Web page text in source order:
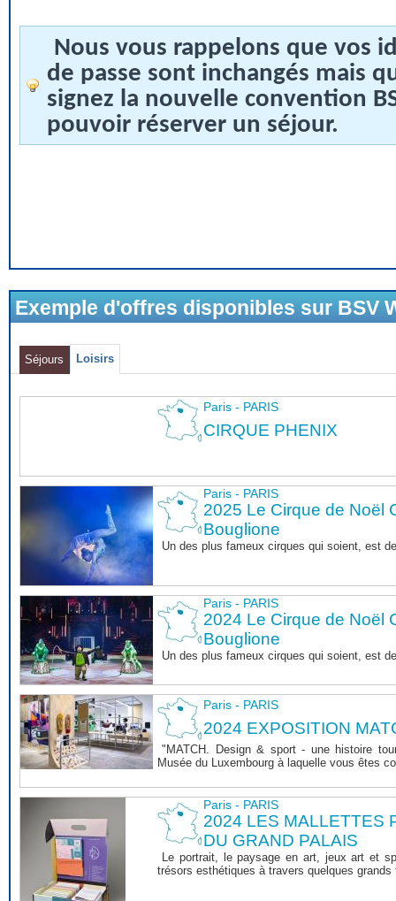
Nous vous rappelons que vos
de passe sont inchangés mais
signez la nouvelle convention
pouvoir réserver un séjour.
Exemple d'offres disponibles sur BSV
Séjours Loisirs
Paris - PARIS
CIRQUE PHENIX
Paris - PARIS
2025 Le Cirque de Noël
Bouglione
Un des plus fameux cirques qui soient, est
Paris - PARIS
2024 Le Cirque de Noël
Bouglione
Un des plus fameux cirques qui soient, est
Paris - PARIS
2024 EXPOSITION
"MATCH. Design & sport - une histoire
Musée du Luxembourg à laquelle vous êtes
Paris - PARIS
2024 LES MALLETTES
DU GRAND PALAIS
Le portrait, le paysage en art, jeux art et
trésors esthétiques à travers quelques